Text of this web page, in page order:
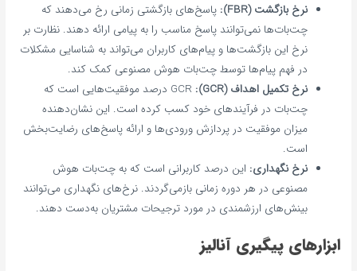
نرخ بازگشت (FBR):
پاسخ‌های بازگشتی زمانی رخ می‌دهند که
چت‌بات‌ها نمی‌توانند پاسخ مناسب را به پیامی ارائه دهند. نظارت بر
نرخ این بازگشت‌ها و پیام‌های کاربران می‌تواند به شناسایی مشکلات
در فهم پیام‌ها توسط چت‌بات هوش مصنوعی کمک کند.
نرخ تکمیل اهداف (GCR):
GCR درصد موفقیت‌هایی است که
چت‌بات در فرآیندهای خود کسب کرده است. این نشان‌دهنده
میزان موفقیت در پردازش ورودی‌ها و ارائه پاسخ‌های رضایت‌بخش
است.
نرخ نگهداری: این درصد کاربرانی است که به چت‌بات هوش
مصنوعی در هر دوره زمانی بازمی‌گردند. نرخ‌های نگهداری می‌توانند
بینش‌های ارزشمندی در مورد ترجیحات مشتریان به‌دست دهند.
ابزارهای پیگیری آنالیز